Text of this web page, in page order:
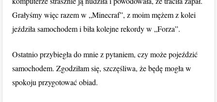
Grałyśmy więc razem w „Minecraf”, z moim mężem z kolei
jeździła samochodem i biła kolejne rekordy w „Forza”.
Ostatnio przybiegła do mnie z pytaniem, czy może pojeździć
samochodem. Zgodziłam się, szczęśliwa, że będę mogła w
spokoju przygotować obiad.